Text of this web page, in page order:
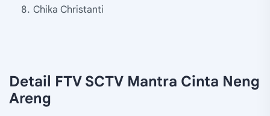
Chika Christanti
Detail FTV SCTV Mantra Cinta Neng
Areng